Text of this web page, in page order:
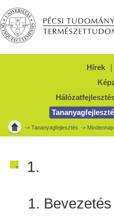
Hírek
-> Tananyagfejlesztés ->
1.
1. Bevezetés